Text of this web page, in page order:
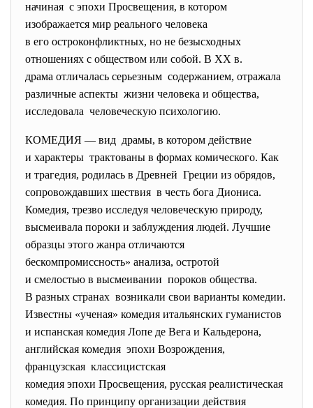
начиная с эпохи Просвещения, в котором
изображается мир реального человека
в его остроконфликтных, но не безысходных
отношениях с обществом или собой. В XX в.
драма отличалась серьезным содержанием, отражала
различные аспекты жизни человека и общества,
исследовала человеческую психологию.
КОМЕДИЯ — вид драмы, в котором действие
и характеры трактованы в формах комического. Как
и трагедия, родилась в Древней Греции из обрядов,
сопровождавших шествия в честь бога Диониса.
Комедия, трезво исследуя человеческую природу,
высмеивала пороки и заблуждения людей. Лучшие
образцы этого жанра отличаются
бескомпромиссность» анализа, остротой
и смелостью в высмеивании пороков общества.
В разных странах возникали свои варианты комедии.
Известны «ученая» комедия итальянских гуманистов
и испанская комедия Лопе де Вега и Кальдерона,
английская комедия эпохи Возрождения,
французская классицистская
комедия эпохи Просвещения, русская реалистическая
комедия. По принципу организации действия